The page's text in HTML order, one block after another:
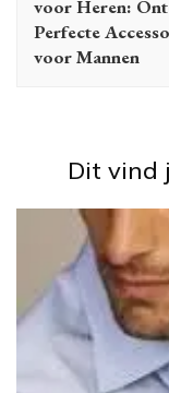
voor Heren:
Perfecte
voor Mannen
Dit vind